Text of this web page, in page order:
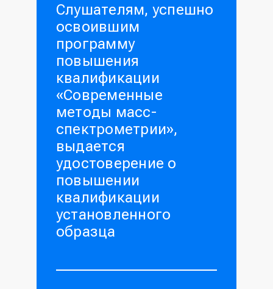
Слушателям, успешно
освоившим
программу
повышения
квалификации
«Современные
методы масс-
спектрометрии»,
выдается
удостоверение о
повышении
квалификации
установленного
образца